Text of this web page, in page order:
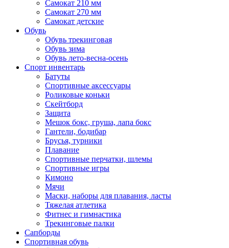
Самокат 210 мм
Самокат 270 мм
Самокат детские
Обувь
Обувь трекинговая
Обувь зима
Обувь лето-весна-осень
Спорт инвентарь
Батуты
Спортивные аксессуары
Роликовые коньки
Скейтборд
Защита
Мешок бокс, груша, лапа бокс
Гантели, бодибар
Брусья, турники
Плавание
Спортивные перчатки, шлемы
Спортивные игры
Кимоно
Мячи
Маски, наборы для плавания, ласты
Тяжелая атлетика
Фитнес и гимнастика
Трекинговые палки
Сапборды
Спортивная обувь